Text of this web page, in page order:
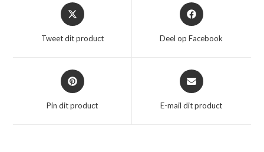
Opent
in
nieuw
Tweet dit product
Opent
in
nieuw
Deel op Facebook
Opent
in
nieuw
Pin dit product
Opent
in
nieuw
E-mail dit product